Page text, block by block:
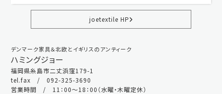
joetextile HP
デンマーク家具＆北欧とイギリスのアンティーク
ハミングジョー
福岡県糸島市二丈浜窪179-1
tel.fax / 092-325-3690
営業時間 / 11：00～18：00（水曜・木曜定休）